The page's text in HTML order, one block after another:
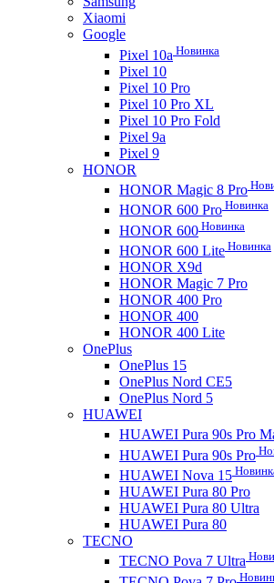
Xiaomi
Google
Pixel 10a Новинка
Pixel 10
Pixel 10 Pro
Pixel 10 Pro XL
Pixel 10 Pro Fold
Pixel 9a
Pixel 9
HONOR
HONOR Magic 8 Pro
HONOR 600 Pro Новинка
HONOR 600 Новинка
HONOR 600 Lite Новинка
HONOR X9d
HONOR Magic 7 Pro
HONOR 400 Pro
HONOR 400
HONOR 400 Lite
OnePlus
OnePlus 15
OnePlus Nord CE5
OnePlus Nord 5
HUAWEI
HUAWEI Pura 90s Pro
HUAWEI Pura 90s Pro
HUAWEI Nova 15
HUAWEI Pura 80 Pro
HUAWEI Pura 80 Ultra
HUAWEI Pura 80
TECNO
TECNO Pova 7 Ultra